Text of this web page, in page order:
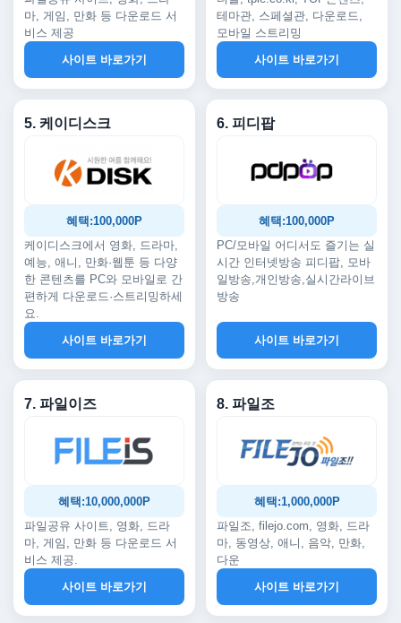
마, 게임, 만화 등 다운로드 서
비스 제공
사이트 바로가기
테마관, 스페셜관, 다운로드,
모바일 스트리밍
사이트 바로가기
5. 케이디스크
혜택:100,000P
케이디스크에서 영화, 드라마,
예능, 애니, 만화·웹툰 등 다양
한 콘텐츠를 PC와 모바일로 간
편하게 다운로드·스트리밍하세
요.
사이트 바로가기
6. 피디팝
혜택:100,000P
PC/모바일 어디서도 즐기는 실
시간 인터넷방송 피디팝, 모바
일방송,개인방송,실시간라이브
방송
사이트 바로가기
7. 파일이즈
혜택:10,000,000P
파일공유 사이트, 영화, 드라
마, 게임, 만화 등 다운로드 서
비스 제공.
사이트 바로가기
8. 파일조
혜택:1,000,000P
파일조, filejo.com, 영화, 드라
마, 동영상, 애니, 음악, 만화,
다운
사이트 바로가기